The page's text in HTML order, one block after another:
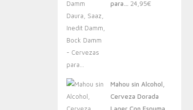
para… 24,95€
Mahou sin Alcohol,
Cerveza Dorada